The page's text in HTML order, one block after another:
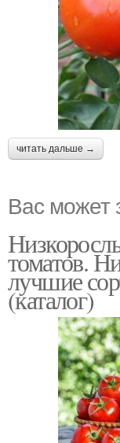
читать дальше →
Вас может
томатов.
лучшие
(каталог)